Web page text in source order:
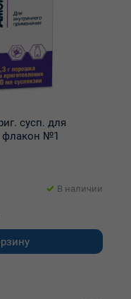
сусп. для
флакон №1
В наличии